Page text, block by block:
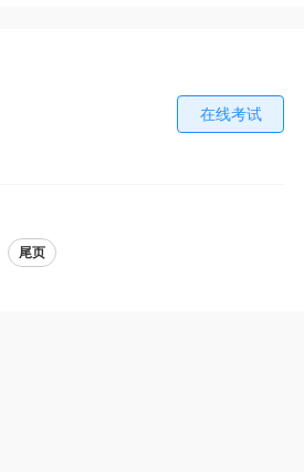
在线考试
尾页